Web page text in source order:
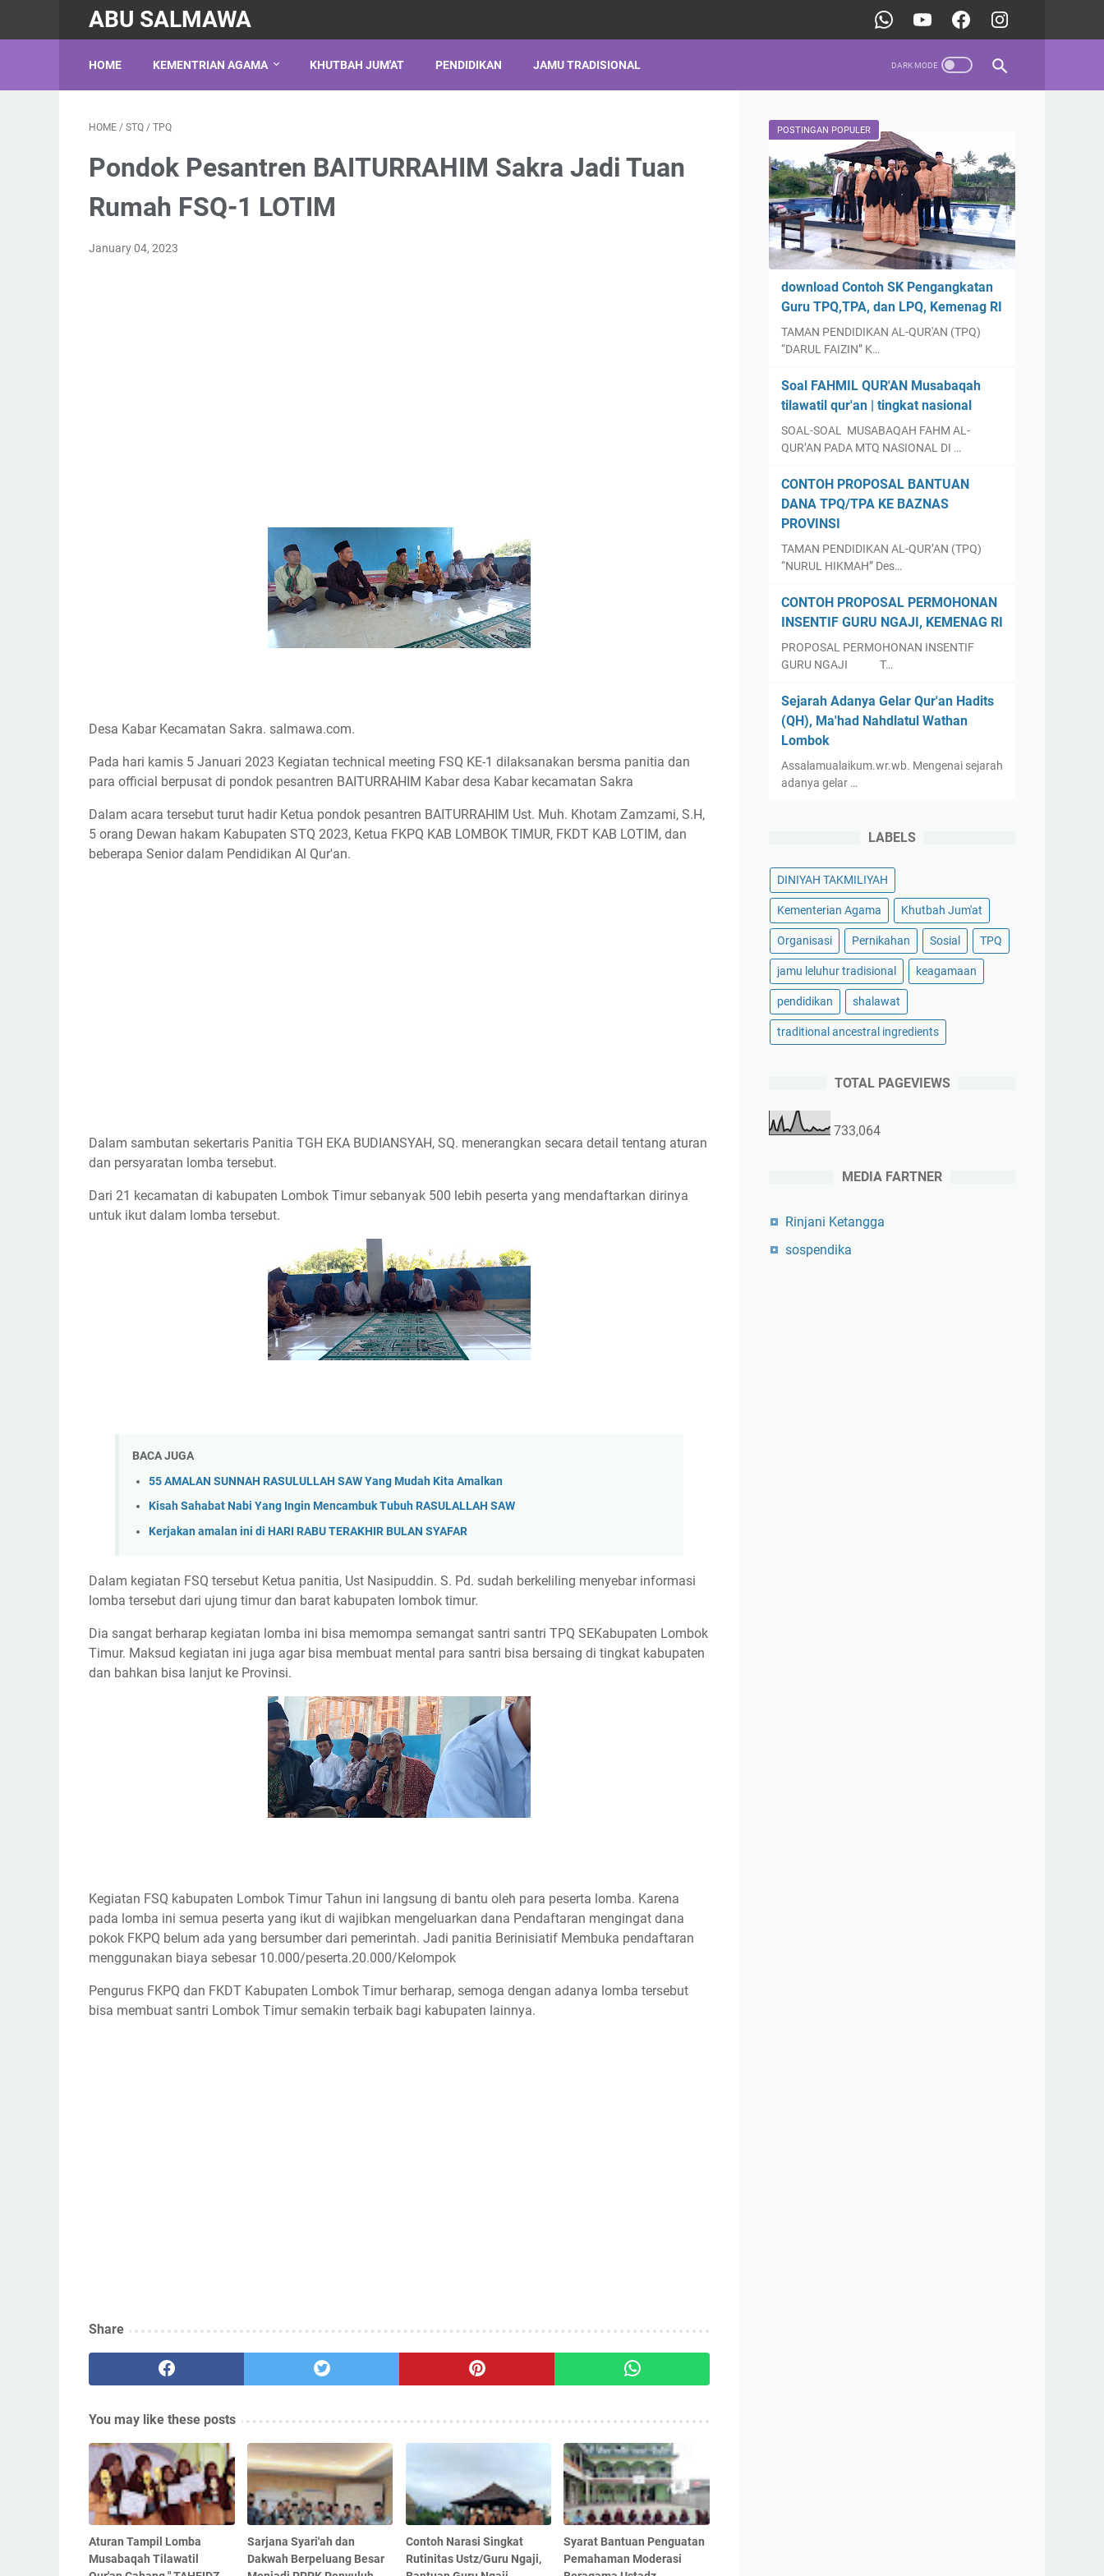
ABU SALMAWA
HOME KEMENTRIAN AGAMA KHUTBAH JUM'AT PENDIDIKAN JAMU TRADISIONAL
HOME / STQ / TPQ
Pondok Pesantren BAITURRAHIM Sakra Jadi Tuan
Rumah FSQ-1 LOTIM
January 04, 2023
Desa Kabar Kecamatan Sakra. salmawa.com.
Pada hari kamis 5 Januari 2023 Kegiatan technical meeting FSQ KE-1 dilaksanakan bersma panitia dan
para official berpusat di pondok pesantren BAITURRAHIM Kabar desa Kabar kecamatan Sakra
Dalam acara tersebut turut hadir Ketua pondok pesantren BAITURRAHIM Ust. Muh. Khotam Zamzami, S.H,
5 orang Dewan hakam Kabupaten STQ 2023, Ketua FKPQ KAB LOMBOK TIMUR, FKDT KAB LOTIM, dan
beberapa Senior dalam Pendidikan Al Qur'an.
Dalam sambutan sekertaris Panitia TGH EKA BUDIANSYAH, SQ. menerangkan secara detail tentang aturan
dan persyaratan lomba tersebut.
Dari 21 kecamatan di kabupaten Lombok Timur sebanyak 500 lebih peserta yang mendaftarkan dirinya
untuk ikut dalam lomba tersebut.
BACA JUGA
55 AMALAN SUNNAH RASULULLAH SAW Yang Mudah Kita Amalkan
Kisah Sahabat Nabi Yang Ingin Mencambuk Tubuh RASULALLAH SAW
Kerjakan amalan ini di HARI RABU TERAKHIR BULAN SYAFAR
Dalam kegiatan FSQ tersebut Ketua panitia, Ust Nasipuddin. S. Pd. sudah berkeliling menyebar informasi
lomba tersebut dari ujung timur dan barat kabupaten lombok timur.
Dia sangat berharap kegiatan lomba ini bisa memompa semangat santri santri TPQ SEKabupaten Lombok
Timur. Maksud kegiatan ini juga agar bisa membuat mental para santri bisa bersaing di tingkat kabupaten
dan bahkan bisa lanjut ke Provinsi.
Kegiatan FSQ kabupaten Lombok Timur Tahun ini langsung di bantu oleh para peserta lomba. Karena
pada lomba ini semua peserta yang ikut di wajibkan mengeluarkan dana Pendaftaran mengingat dana
pokok FKPQ belum ada yang bersumber dari pemerintah. Jadi panitia Berinisiatif Membuka pendaftaran
menggunakan biaya sebesar 10.000/peserta.20.000/Kelompok
Pengurus FKPQ dan FKDT Kabupaten Lombok Timur berharap, semoga dengan adanya lomba tersebut
bisa membuat santri Lombok Timur semakin terbaik bagi kabupaten lainnya.
Share
You may like these posts
Aturan Tampil Lomba
Musabaqah Tilawatil
Sarjana Syari'ah dan
Dakwah Berpeluang Besar
Contoh Narasi Singkat
Rutinitas Ustz/Guru Ngaji,
Syarat Bantuan Penguatan
Pemahaman Moderasi
POSTINGAN POPULER
download Contoh SK Pengangkatan
Guru TPQ,TPA, dan LPQ, Kemenag RI
TAMAN PENDIDIKAN AL-QUR'AN (TPQ)
“DARUL FAIZIN” K…
Soal FAHMIL QUR'AN Musabaqah
tilawatil qur'an | tingkat nasional
SOAL-SOAL MUSABAQAH FAHM AL-
QUR’AN PADA MTQ NASIONAL DI …
CONTOH PROPOSAL BANTUAN
DANA TPQ/TPA KE BAZNAS
PROVINSI
TAMAN PENDIDIKAN AL-QUR’AN (TPQ)
“NURUL HIKMAH” Des…
CONTOH PROPOSAL PERMOHONAN
INSENTIF GURU NGAJI, KEMENAG RI
PROPOSAL PERMOHONAN INSENTIF
GURU NGAJI T…
Sejarah Adanya Gelar Qur'an Hadits
(QH), Ma'had Nahdlatul Wathan
Lombok
Assalamualaikum.wr.wb. Mengenai sejarah
adanya gelar …
LABELS
DINIYAH TAKMILIYAH
Kementerian Agama Khutbah Jum'at
Organisasi Pernikahan Sosial TPQ
jamu leluhur tradisional keagamaan
pendidikan shalawat
traditional ancestral ingredients
TOTAL PAGEVIEWS
733,064
MEDIA FARTNER
Rinjani Ketangga
sospendika